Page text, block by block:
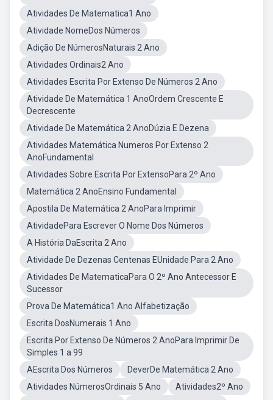
Atividades De Matematica1 Ano
Atividade NomeDos Números
Adição De NúmerosNaturais 2 Ano
Atividades Ordinais2 Ano
Atividades Escrita Por Extenso De Números 2 Ano
Atividade De Matemática 1 AnoOrdem Crescente E
Decrescente
Atividade De Matemática 2 AnoDúzia E Dezena
Atividades Matemática Numeros Por Extenso 2
AnoFundamental
Atividades Sobre Escrita Por ExtensoPara 2º Ano
Matemática 2 AnoEnsino Fundamental
Apostila De Matemática 2 AnoPara Imprimir
AtividadePara Escrever O Nome Dos Números
A História DaEscrita 2 Ano
Atividade De Dezenas Centenas EUnidade Para 2 Ano
Atividades De MatematicaPara O 2º Ano Antecessor E
Sucessor
Prova De Matemática1 Ano Alfabetização
Escrita DosNumerais 1 Ano
Escrita Por Extenso De Números 2 AnoPara Imprimir De
Simples 1 a 99
AEscrita Dos Números
DeverDe Matemática 2 Ano
Atividades NúmerosOrdinais 5 Ano
Atividades2º Ano